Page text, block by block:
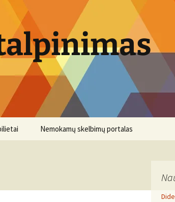
Nemokamų skelbimų portalas